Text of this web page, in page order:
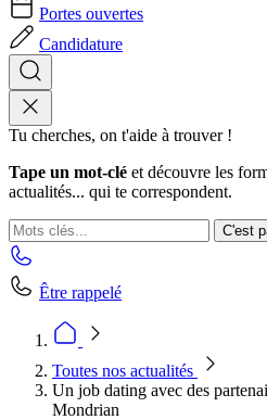
Portes ouvertes
Candidature
Tu cherches, on t'aide à trouver !
Tape un mot-clé et découvre les
actualités... qui te correspondent.
C'est
Être rappelé
Toutes nos actualités
Un job dating avec des
Mondrian